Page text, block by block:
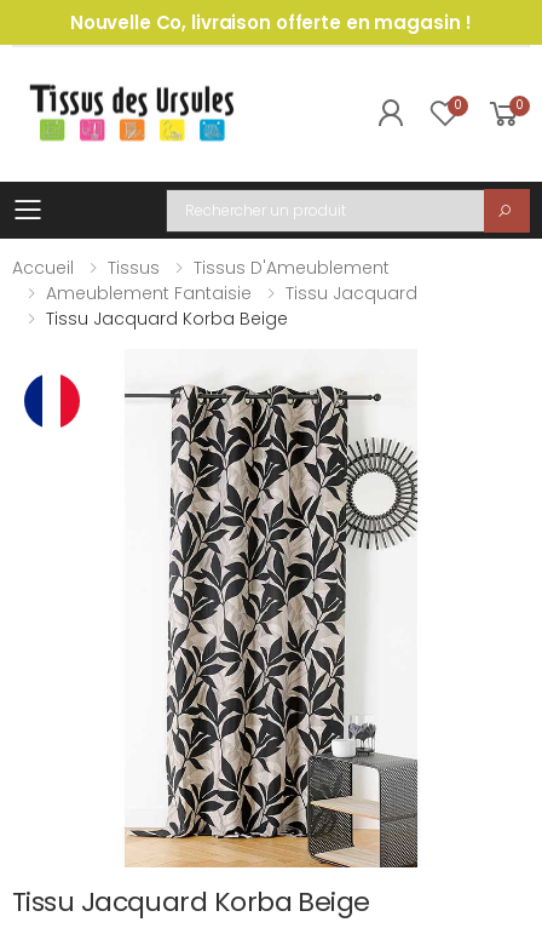
Nouvelle Co, livraison offerte en magasin !
0 0
Toggle mobile menu
Recherche
Accueil
Tissus
Tissus D'Ameublement
Ameublement Fantaisie
Tissu Jacquard
Tissu Jacquard Korba Beige
Tissu Jacquard Korba Beige